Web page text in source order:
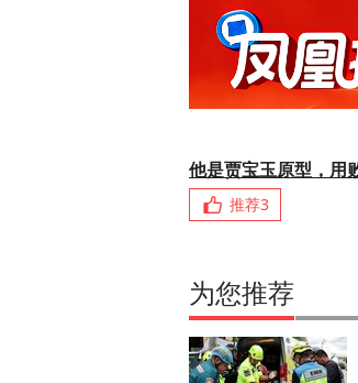
他是贾宝玉原型，用
推荐3
为您推荐